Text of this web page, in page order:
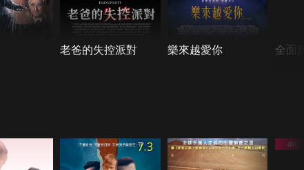
老爸的失控派對 樂來越愛你 全面
7.3